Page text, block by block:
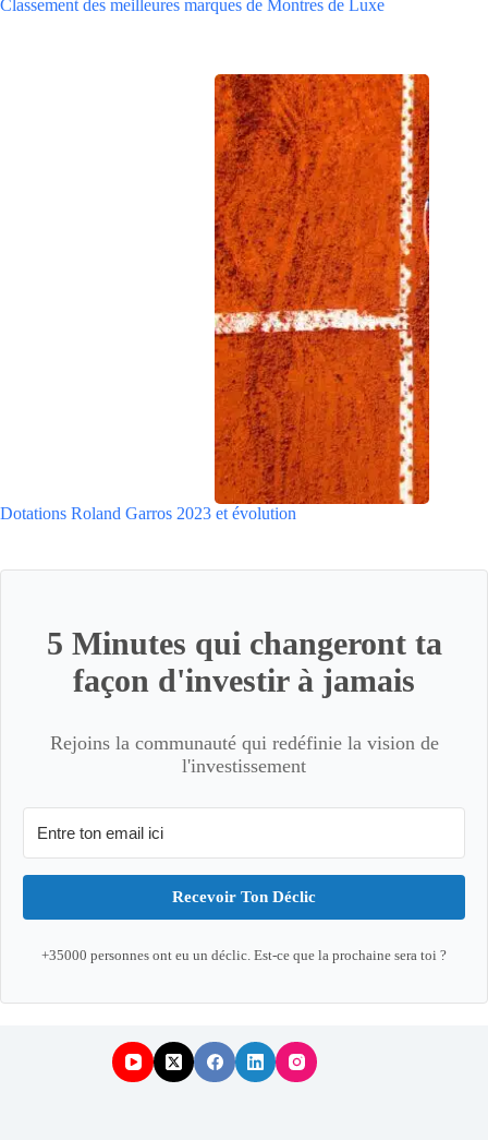
Classement des meilleures marques de Montres de Luxe
Dotations Roland Garros 2023 et évolution
5 Minutes qui changeront ta
façon d'investir à jamais
Rejoins la communauté qui redéfinie la vision de
l'investissement
Recevoir Ton Déclic
+35000 personnes ont eu un déclic. Est-ce que la prochaine sera toi ?